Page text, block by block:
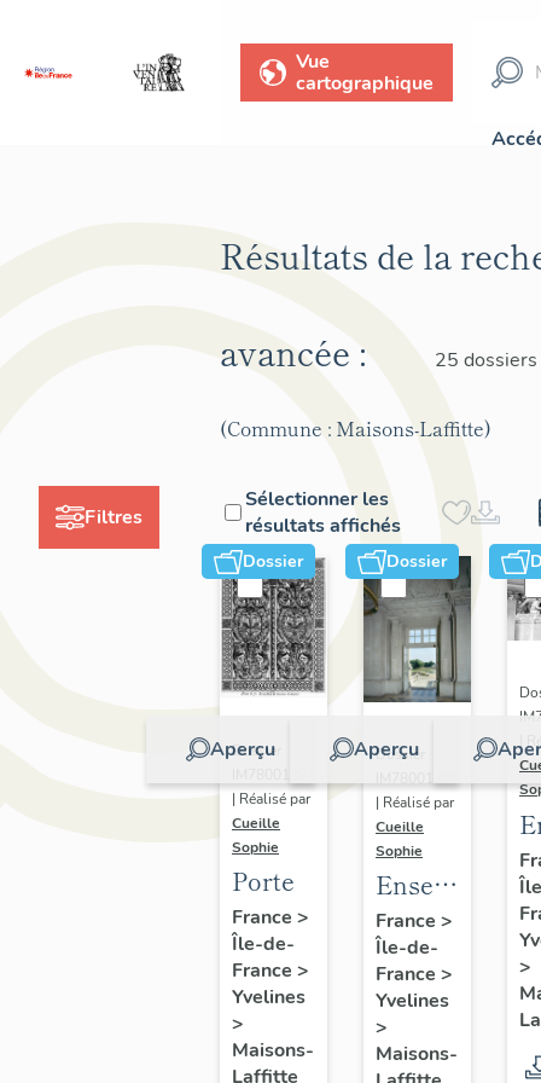
Vue
cartographique
Filtres
Résultats de la
avancée :
25 dossiers
(Commune : Maisons-Laffitte)
Sélectionner les
résultats affichés
Dossier
Aperçu
Dossier
| Réalisé par
Cueille
Sophie
Porte
France >
Île-de-
France >
Yvelines
>
Maisons-
Laffitte
Dossier
Aperçu
Dossier
| Réalisé par
Cueille
Sophie
Ensemble
de bas-
reliefs :
les
Quatre
éléments
France >
Île-de-
France >
Yvelines
>
Maisons-
|
>